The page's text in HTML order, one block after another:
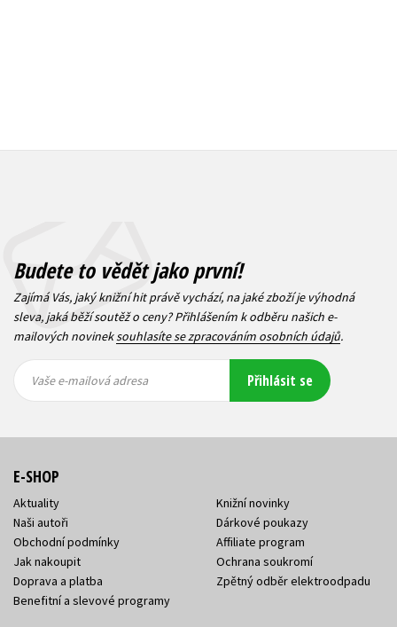
Budete to vědět jako první!
Zajímá Vás, jaký knižní hit právě vychází, na jaké zboží je výhodná
sleva, jaká běží soutěž o ceny? Přihlášením k odběru našich e-
mailových novineksouhlasíte se zpracováním osobních údajů.
mailová
mailová
Vaše e-mailová adresa Přihlásit se
E-SHOP
Aktuality
Naši autoři
Obchodní podmínky
Jak nakoupit
Doprava a platba
Benefitní a slevové programy
Knižní novinky
Dárkové poukazy
Affiliate program
Ochrana soukromí
Zpětný odběr elektroodpadu